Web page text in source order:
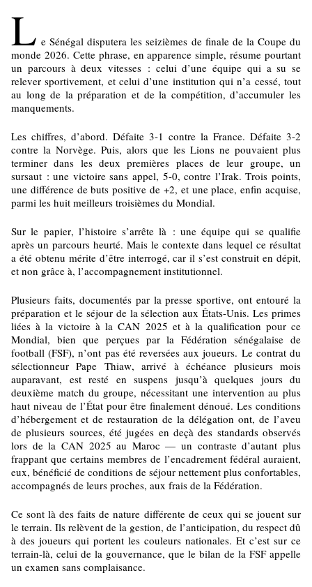
L e Sénégal disputera les seizièmes de finale de la Coupe du
monde 2026. Cette phrase, en apparence simple, résume pourtant
un parcours à deux vitesses : celui d’une équipe qui a su se
relever sportivement, et celui d’une institution qui n’a cessé, tout
au long de la préparation et de la compétition, d’accumuler les
manquements.
Les chiffres, d’abord. Défaite 3-1 contre la France. Défaite 3-2
contre la Norvège. Puis, alors que les Lions ne pouvaient plus
terminer dans les deux premières places de leur groupe, un
sursaut : une victoire sans appel, 5-0, contre l’Irak. Trois points,
une différence de buts positive de +2, et une place, enfin acquise,
parmi les huit meilleurs troisièmes du Mondial.
Sur le papier, l’histoire s’arrête là : une équipe qui se qualifie
après un parcours heurté. Mais le contexte dans lequel ce résultat
a été obtenu mérite d’être interrogé, car il s’est construit en dépit,
et non grâce à, l’accompagnement institutionnel.
Plusieurs faits, documentés par la presse sportive, ont entouré la
préparation et le séjour de la sélection aux États-Unis. Les primes
liées à la victoire à la CAN 2025 et à la qualification pour ce
Mondial, bien que perçues par la Fédération sénégalaise de
football (FSF), n’ont pas été reversées aux joueurs. Le contrat du
sélectionneur Pape Thiaw, arrivé à échéance plusieurs mois
auparavant, est resté en suspens jusqu’à quelques jours du
deuxième match du groupe, nécessitant une intervention au plus
haut niveau de l’État pour être finalement dénoué. Les conditions
d’hébergement et de restauration de la délégation ont, de l’aveu
de plusieurs sources, été jugées en deçà des standards observés
lors de la CAN 2025 au Maroc — un contraste d’autant plus
frappant que certains membres de l’encadrement fédéral auraient,
eux, bénéficié de conditions de séjour nettement plus confortables,
accompagnés de leurs proches, aux frais de la Fédération.
Ce sont là des faits de nature différente de ceux qui se jouent sur
le terrain. Ils relèvent de la gestion, de l’anticipation, du respect dû
à des joueurs qui portent les couleurs nationales. Et c’est sur ce
terrain-là, celui de la gouvernance, que le bilan de la FSF appelle
un examen sans complaisance.